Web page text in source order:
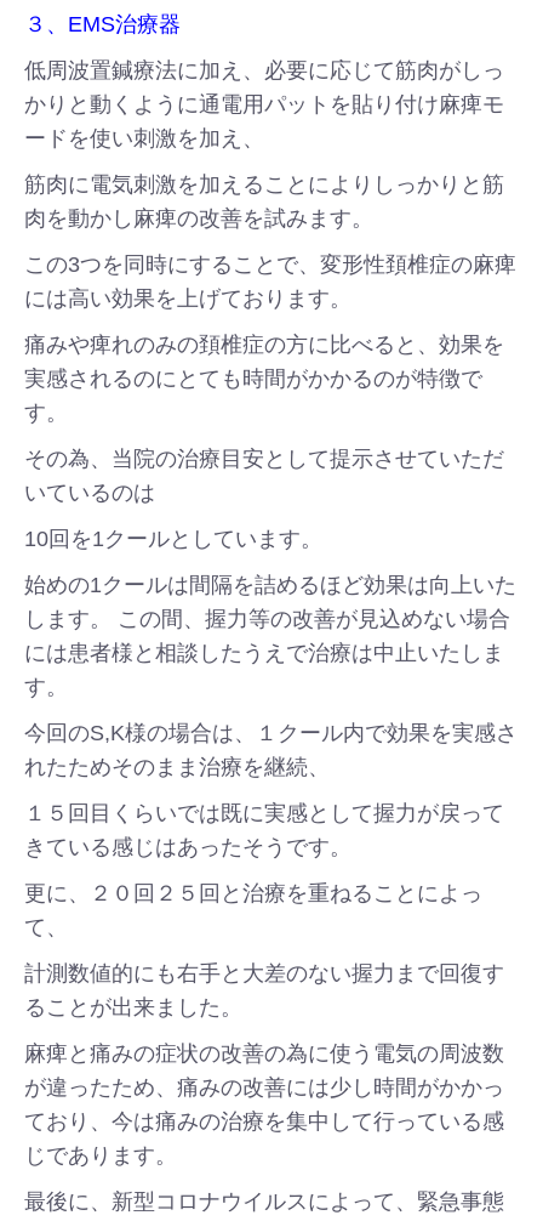
３、EMS治療器
低周波置鍼療法に加え、必要に応じて筋肉がしっ
かりと動くように通電用パットを貼り付け麻痺モ
ードを使い刺激を加え、
筋肉に電気刺激を加えることによりしっかりと筋
肉を動かし麻痺の改善を試みます。
この3つを同時にすることで、変形性頚椎症の麻痺
には高い効果を上げております。
痛みや痺れのみの頚椎症の方に比べると、効果を
実感されるのにとても時間がかかるのが特徴で
す。
その為、当院の治療目安として提示させていただ
いているのは
10回を1クールとしています。
始めの1クールは間隔を詰めるほど効果は向上いた
します。 この間、握力等の改善が見込めない場合
には患者様と相談したうえで治療は中止いたしま
す。
今回のS,K様の場合は、１クール内で効果を実感さ
れたためそのまま治療を継続、
１５回目くらいでは既に実感として握力が戻って
きている感じはあったそうです。
更に、２０回２５回と治療を重ねることによっ
て、
計測数値的にも右手と大差のない握力まで回復す
ることが出来ました。
麻痺と痛みの症状の改善の為に使う電気の周波数
が違ったため、痛みの改善には少し時間がかかっ
ており、今は痛みの治療を集中して行っている感
じであります。
最後に、新型コロナウイルスによって、緊急事態